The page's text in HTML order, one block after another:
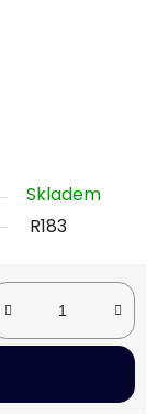
Skladem
R183